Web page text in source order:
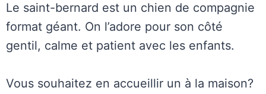
Le saint-bernard est un chien de compagnie
format géant. On l’adore pour son côté
gentil, calme et patient avec les enfants.
Vous souhaitez en accueillir un à la maison?